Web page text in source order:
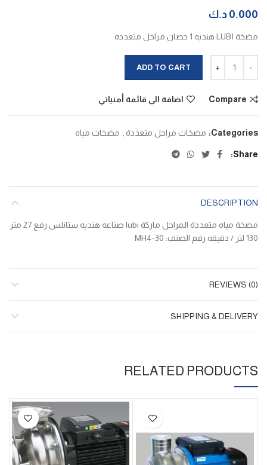
0.000 د.ك
مضخة LUBI هنديه 1 حصان مراحل متعدده
ADD TO CART
Compare اضافة الى قائمة أمنياتي
Categories: مضخات مراحل متعددة , مضخات مياه
Share
DESCRIPTION
مضخة مياه متعددة المراحل ماركة lubi صناعه هنديه ستانلس رفع 27 متر
130 لتر / دقيقه رقم الصنف: MH4-30
REVIEWS (0)
SHIPPING & DELIVERY
RELATED PRODUCTS